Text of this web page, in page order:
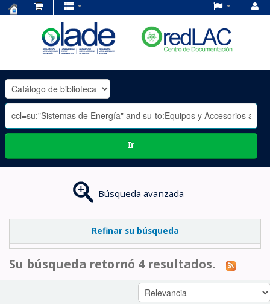
OLADE
-
Ir
Búsqueda avanzada
Refinar su búsqueda
Su búsqueda retornó 4 resultados.